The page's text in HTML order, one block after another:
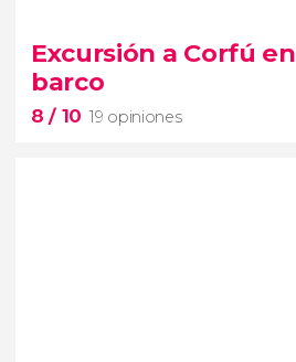
7.955 opiniones
Tirana
Excursión a Corfú en
barco
8/ 10 19 opiniones